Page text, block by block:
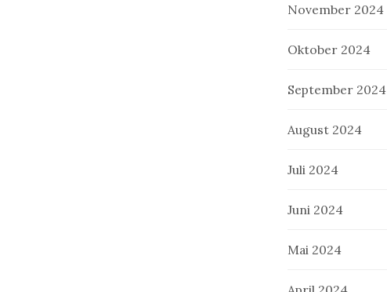
November 2024
Oktober 2024
September 2024
August 2024
Juli 2024
Juni 2024
Mai 2024